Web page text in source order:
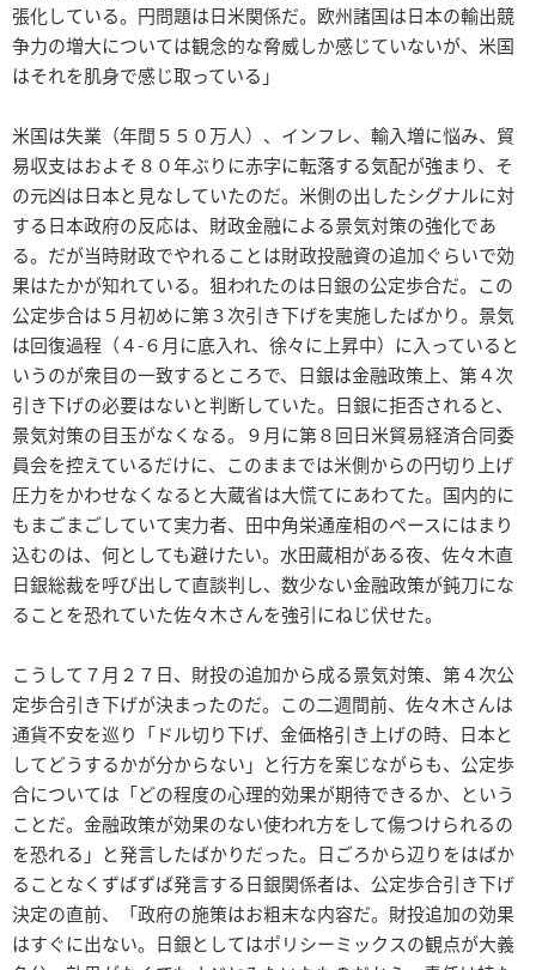
張化している。円問題は日米関係だ。欧州諸国は日本の輸出競
争力の増大については観念的な脅威しか感じていないが、米国
はそれを肌身で感じ取っている」
米国は失業（年間５５０万人）、インフレ、輸入増に悩み、貿
易収支はおよそ８０年ぶりに赤字に転落する気配が強まり、そ
の元凶は日本と見なしていたのだ。米側の出したシグナルに対
する日本政府の反応は、財政金融による景気対策の強化であ
る。だが当時財政でやれることは財政投融資の追加ぐらいで効
果はたかが知れている。狙われたのは日銀の公定歩合だ。この
公定歩合は５月初めに第３次引き下げを実施したばかり。景気
は回復過程（４-６月に底入れ、徐々に上昇中）に入っていると
いうのが衆目の一致するところで、日銀は金融政策上、第４次
引き下げの必要はないと判断していた。日銀に拒否されると、
景気対策の目玉がなくなる。９月に第８回日米貿易経済合同委
員会を控えているだけに、このままでは米側からの円切り上げ
圧力をかわせなくなると大蔵省は大慌てにあわてた。国内的に
もまごまごしていて実力者、田中角栄通産相のペースにはまり
込むのは、何としても避けたい。水田蔵相がある夜、佐々木直
日銀総裁を呼び出して直談判し、数少ない金融政策が鈍刀にな
ることを恐れていた佐々木さんを強引にねじ伏せた。
こうして７月２７日、財投の追加から成る景気対策、第４次公
定歩合引き下げが決まったのだ。この二週間前、佐々木さんは
通貨不安を巡り「ドル切り下げ、金価格引き上げの時、日本と
してどうするかが分からない」と行方を案じながらも、公定歩
合については「どの程度の心理的効果が期待できるか、という
ことだ。金融政策が効果のない使われ方をして傷つけられるの
を恐れる」と発言したばかりだった。日ごろから辺りをはばか
ることなくずばずば発言する日銀関係者は、公定歩合引き下げ
決定の直前、「政府の施策はお粗末な内容だ。財投追加の効果
はすぐに出ない。日銀としてはポリシーミックスの観点が大義